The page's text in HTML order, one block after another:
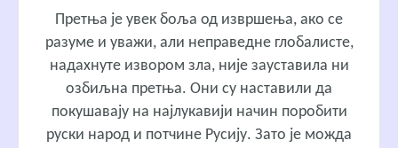
Претња је увек боља од извршења, ако се
разуме и уважи, али неправедне глобалисте,
надахнуте извором зла, није зауставила ни
озбиљна претња. Они су наставили да
покушавају на најлукавији начин поробити
руски народ и потчине Русију. Зато је можда